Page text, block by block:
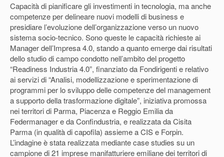
Capacità di pianificare gli investimenti in tecnologia, ma anche
competenze per delineare nuovi modelli di business e
presidiare l’evoluzione dell’organizzazione verso un nuovo
sistema socio-tecnico. Sono queste le capacità richieste ai
Manager dell’Impresa 4.0, stando a quanto emerge dai risultati
dello studio di campo condotto nell’ambito del progetto
“Readiness Industria 4.0”, finanziato da Fondirigenti e relativo
ai servizi di “Analisi, modellizzazione e sperimentazione di
programmi per lo sviluppo delle competenze del management
a supporto della trasformazione digitale”, iniziativa promossa
nei territori di Parma, Piacenza e Reggio Emilia da
Federmanager e da Confindustria, e realizzata da Cisita
Parma (in qualità di capofila) assieme a CIS e Forpin.
L’indagine è stata realizzata mediante case studies su un
campione di 21 imprese manifatturiere emiliane dei territori di